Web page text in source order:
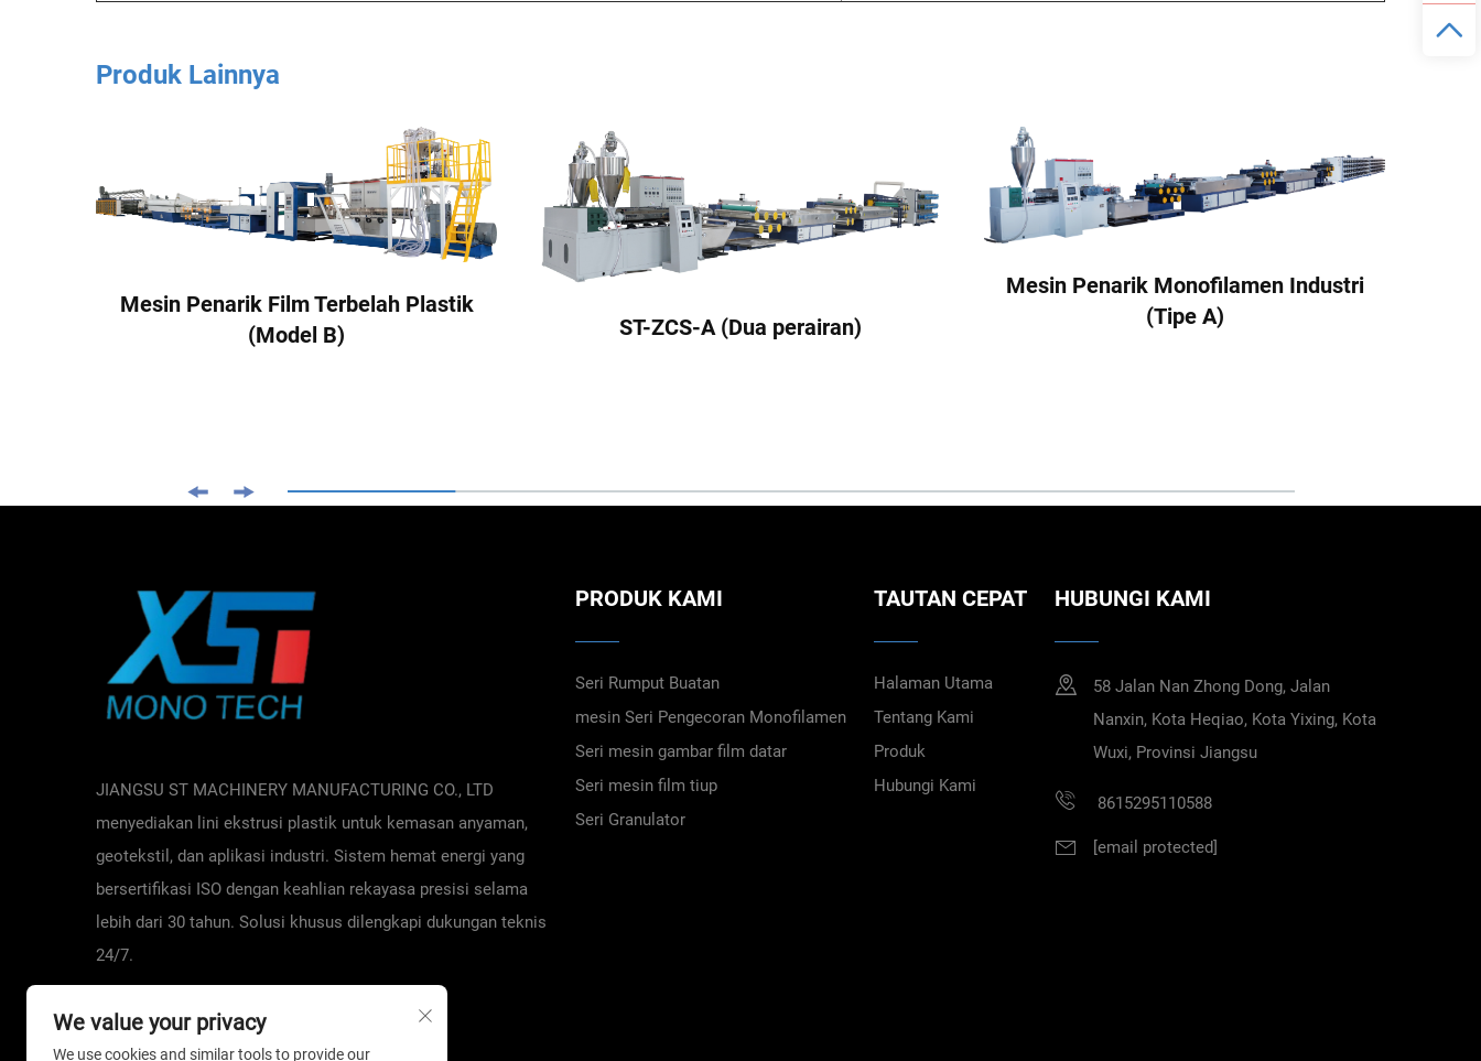
Produk Lainnya
Mesin Penarik Film Terbelah Plastik
(Model B)
ST-ZCS-A (Dua perairan)
Mesin Penarik Monofilamen Industri
(Tipe A)
JIANGSU ST MACHINERY MANUFACTURING CO., LTD
menyediakan lini ekstrusi plastik untuk kemasan anyaman,
geotekstil, dan aplikasi industri. Sistem hemat energi yang
bersertifikasi ISO dengan keahlian rekayasa presisi selama
lebih dari 30 tahun. Solusi khusus dilengkapi dukungan teknis
24/7.
PRODUK KAMI
Seri Rumput Buatan
mesin Seri Pengecoran Monofilamen
Seri mesin gambar film datar
Seri mesin film tiup
Seri Granulator
TAUTAN CEPAT
Halaman Utama
Tentang Kami
Produk
Hubungi Kami
HUBUNGI KAMI
58 Jalan Nan Zhong Dong, Jalan
Nanxin, Kota Heqiao, Kota Yixing, Kota
Wuxi, Provinsi Jiangsu
8615295110588
[email protected]
We value your privacy
We use cookies and similar tools to provide our